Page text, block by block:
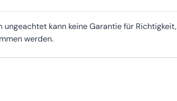
kann keine Garantie für Richtigkeit,
werden.